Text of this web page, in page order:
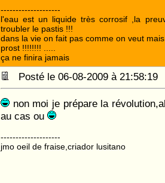
--------------------
l'eau est un liquide très corrosif ,la
troubler le pastis !!!
dans la vie on fait pas comme on veut
prost !!!!!!!! .....
ça ne finira jamais
Posté le 06-08-2009 à
non moi je prépare la
au cas ou
--------------------
jmo oeil de fraise,criador lusitano